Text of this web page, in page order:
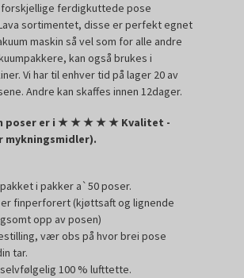
forskjellige ferdigkuttede pose
sortimentet, disse er perfekt egnet
maskin så vel som for alle andre
kan også brukes i
Vi har til enhver tid på lager 20 av
Andre kan skaffes innen 12dager.
poser er i★★★★★ Kvalitet -
mykningsmidler).
i pakker a`50 poser.
finperforert (kjøttsaft og lignende
opp av posen)
vær obs på hvor brei pose
tar.
100 % lufttette.